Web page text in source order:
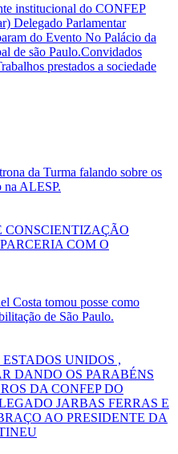
institucional do CONFEP
Delegado Parlamentar
do Evento No Palácio da
de são Paulo.Convidados
prestados a sociedade
da Turma falando sobre os
na ALESP.
CONSCIENTIZAÇÃO
COM O
Costa tomou posse como
de São Paulo.
UNIDOS ,
DANDO OS PARABÉNS
DA CONFEP DO
JARBAS FERRAS E
AO PRESIDENTE DA